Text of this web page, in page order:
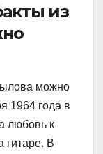
из
можно
1964 года в
любовь к
гитаре. В